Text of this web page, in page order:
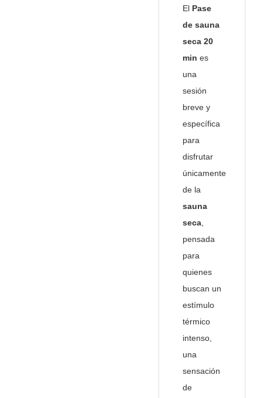
El Pase
de sauna
seca 20
min es
una
sesión
breve y
específica
para
disfrutar
únicamente
de la
sauna
seca,
pensada
para
quienes
buscan un
estímulo
térmico
intenso,
una
sensación
de